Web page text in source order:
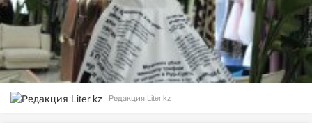
Редакция Liter.kz